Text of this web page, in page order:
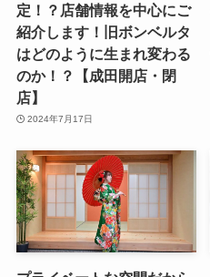
定！？店舗情報を中心にご
紹介します！旧ボンベルタ
はどのように生まれ変わる
のか！？【成田開店・閉
店】
2024年7月17日